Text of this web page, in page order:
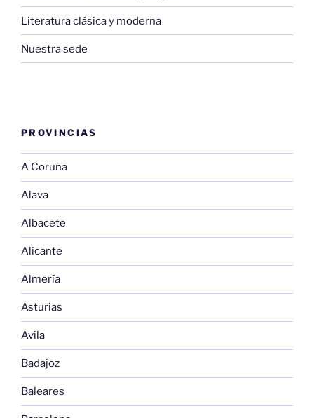
Literatura clásica y moderna
Nuestra sede
PROVINCIAS
A Coruña
Alava
Albacete
Alicante
Almería
Asturias
Avila
Badajoz
Baleares